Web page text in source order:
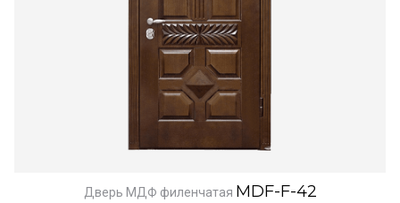
Дверь МДФ филенчатая MDF-F-42